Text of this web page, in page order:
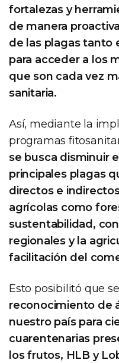
fortalezas y
de manera
de las plagas tanto
para acceder a los
que son cada vez
sanitaria.
Así, mediante la
programas
se busca disminuir
principales plagas
directos e
agrícolas como
sustentabilidad,
regionales y la
facilitación del
Esto posibilitó que
reconocimiento de
nuestro país para
cuarentenarias
los frutos, HLB y